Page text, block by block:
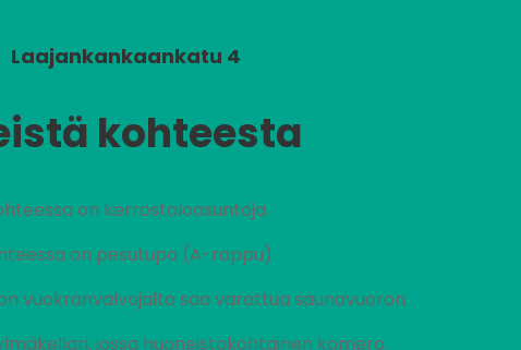
Laajankankaankatu 4
kohteesta
on kerrostaloasuntoja.
on pesutupa (A-rappu).
vuokranvalvojalta saa varattua saunavuoron.
jossa huoneistokohtainen komero.